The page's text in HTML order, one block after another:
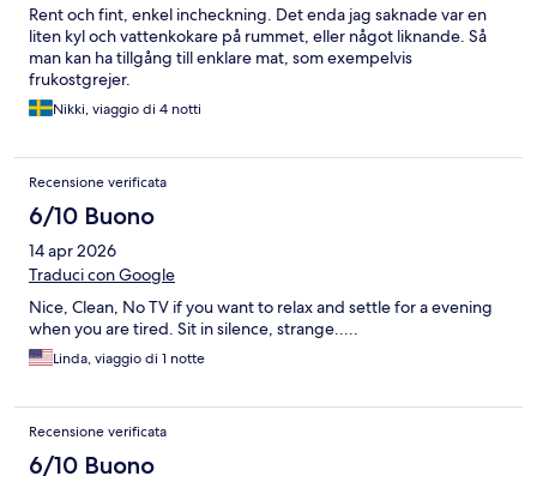
Rent och fint, enkel incheckning. Det enda jag saknade var en
liten kyl och vattenkokare på rummet, eller något liknande. Så
man kan ha tillgång till enklare mat, som exempelvis
frukostgrejer.
Nikki, viaggio di 4 notti
Recensione verificata
6/10 Buono
14 apr 2026
Traduci con Google
Nice, Clean, No TV if you want to relax and settle for a evening
when you are tired. Sit in silence, strange.....
Linda, viaggio di 1 notte
Recensione verificata
6/10 Buono